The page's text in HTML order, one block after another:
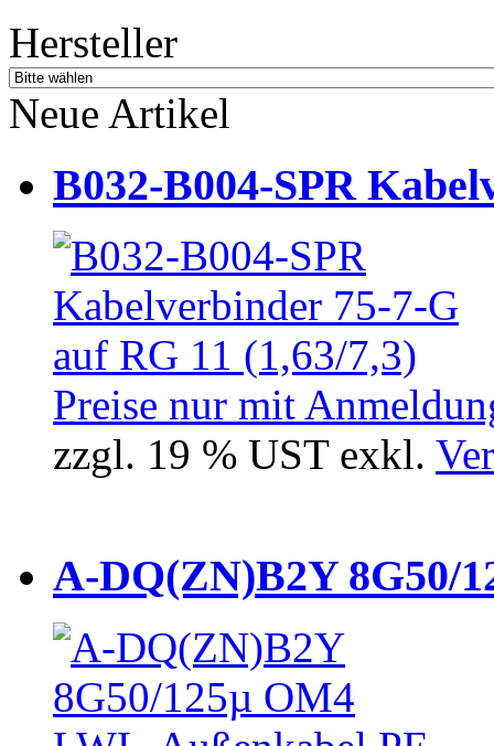
Hersteller
Neue Artikel
B032-B004-SPR
Preise nur mit
zzgl. 19 % UST exkl.
A-DQ(ZN)B2Y 8G50/